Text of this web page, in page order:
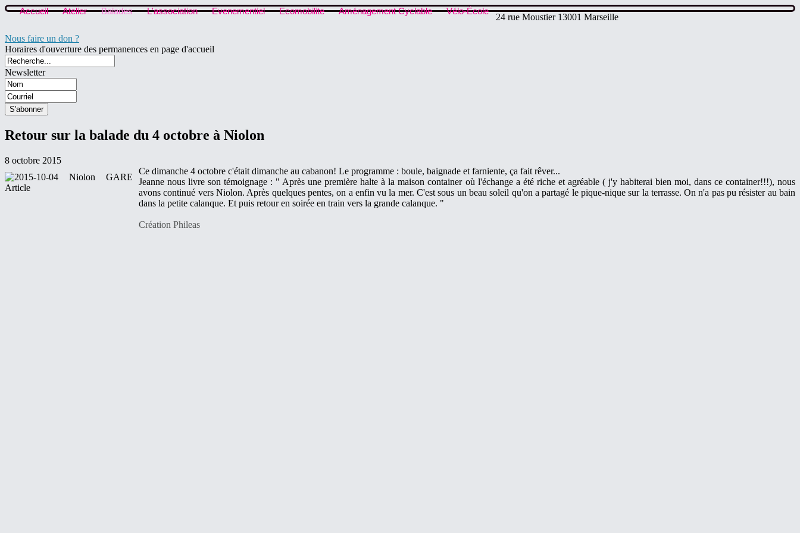
Accueil Atelier Balades L'association Evenementiel Ecomobilite Aménagement Cyclable Vélo-École
24 rue Moustier 13001 Marseille
Nous faire un don ?
Horaires d'ouverture des permanences en page d'accueil
Newsletter
Retour sur la balade du 4 octobre à Niolon
8 octobre 2015
Ce dimanche 4 octobre c'était dimanche au cabanon! Le programme : boule, baignade et farniente, ça fait rêver...
Jeanne nous livre son témoignage : " Après une première halte à la maison container où l'échange a été riche et agréable ( j'y habiterai bien moi, dans ce container!!!), nous
avons continué vers Niolon. Après quelques pentes, on a enfin vu la mer. C'est sous un beau soleil qu'on a partagé le pique-nique sur la terrasse. On n'a pas pu résister au bain
dans la petite calanque. Et puis retour en soirée en train vers la grande calanque. "
Création Phileas